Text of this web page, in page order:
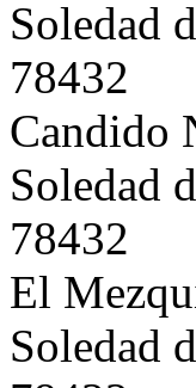
Soledad
78432
Candido
Soledad
78432
El
Soledad